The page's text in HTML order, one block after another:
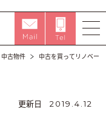
中古物件 中古を買ってリノベー
更新日 2019.4.12